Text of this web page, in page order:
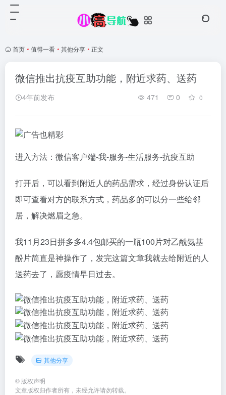
首页 • 值得一看 • 其他分享 • 正文
微信推出抗疫互助功能，附近求药、送药
4年前发布 471 0 0
进入方法：微信客户端-我-服务-生活服务-抗疫互助
打开后，可以看到附近人的药品需求，经过身份认证后
即可查看对方的联系方式，药品多的可以分一些给邻
居，解决燃眉之急。
我11月23日拼多多4.4包邮买的一瓶100片对乙酰氨基
酚片简直是神操作了，发完这篇文章我就去给附近的人
送药去了，愿疫情早日过去。
其他分享
© 版权声明
文章版权归作者所有，未经允许请勿转载。